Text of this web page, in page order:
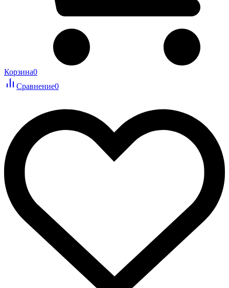
Корзина0
Сравнение0